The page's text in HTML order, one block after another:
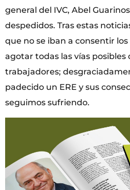
general del IVC, Abel
despedidos. Tras estas
que no se iban a consentir
agotar todas las vías posibles
trabajadores;
padecido un ERE y sus
seguimos sufriendo.